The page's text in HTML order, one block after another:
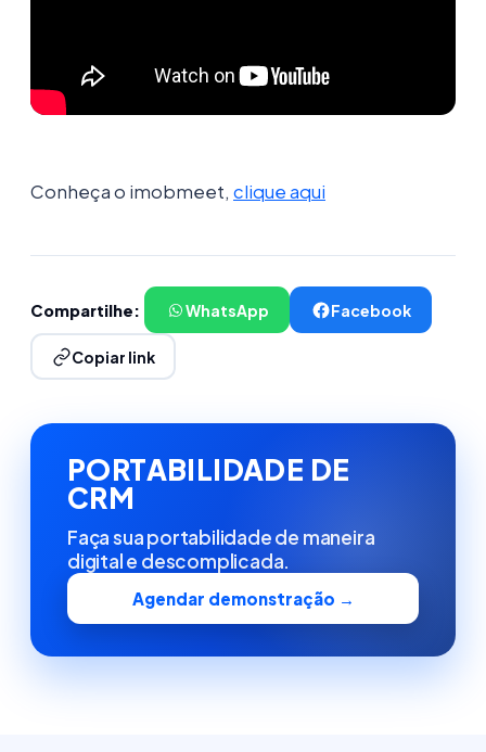
Conheça o imobmeet, clique aqui
Compartilhe: WhatsApp Facebook
Copiar link
PORTABILIDADE DE
CRM
Faça sua portabilidade de maneira
digital e descomplicada.
Agendar demonstração →